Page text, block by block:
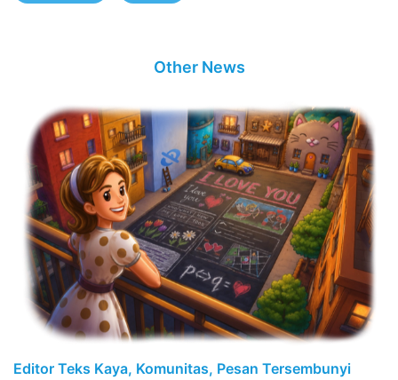
Other News
Editor Teks Kaya, Komunitas, Pesan Tersembunyi